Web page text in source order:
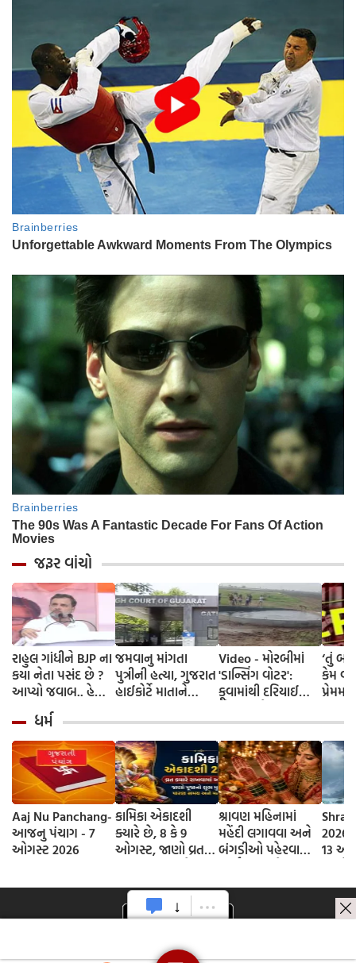
જરૂર વાંચો
રાહુલ ગાંધીને BJP ના
કયા નેતા પસંદ છે ?
આપ્યો જવાબ.. હેલો
જમવાનુ માંગતા
પુત્રીની હત્યા, ગુજરાત
હાઈકોર્ટે માતાને
Video - મોરબીમાં
'ડાન્સિંગ વોટર':
કૂવામાંથી દરિયાઈ
પાણીએ લોકોમાં
જગાડ્યું કુતૂહલ,
જાણો શુ કહે છે
વૈજ્ઞાનિક ?
‘તું
કેમ
ઘરમાં
હત્યા
ધર્મ
Aaj Nu Panchang-
આજનુ પંચાગ - 7
ઓગસ્ટ 2026
કામિકા એકાદશી
ક્યારે છે, 8 કે 9
ઓગસ્ટ, જાણો વ્રતની
ભગવાન વિષ્ણુની
પૂજાનું શુભ મુહૂર્ત
શ્રાવણ મહિનામાં
મહેંદી લગાવવા અને
બંગડીઓ પહેરવાના
2026
13